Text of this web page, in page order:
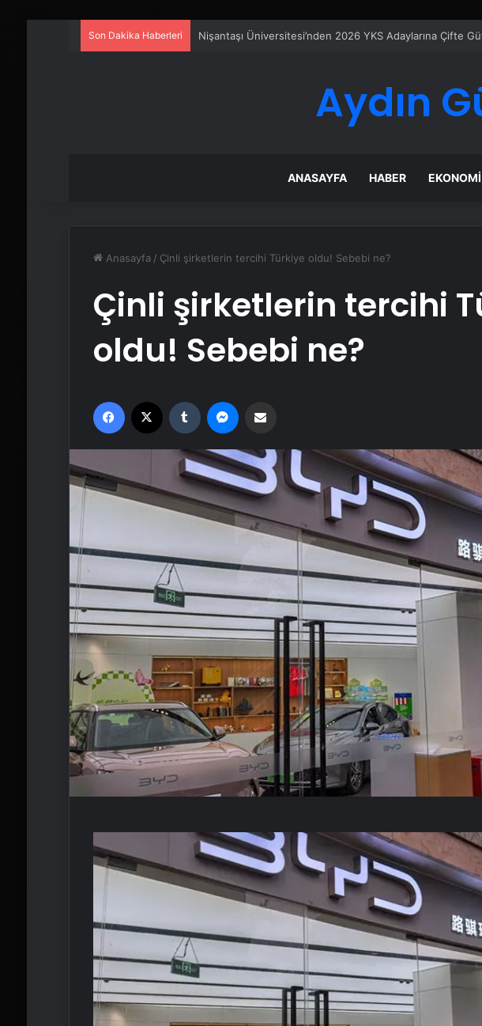
Son Dakika Haberleri Sanal Santral
Aydın
ANASAYFA HABER EKONOMI
Anasayfa / Çinli şirketlerin tercihi Türkiye oldu! Sebebi ne?
Çinli şirketlerin tercihi
oldu! Sebebi ne?
Facebook Tumblr